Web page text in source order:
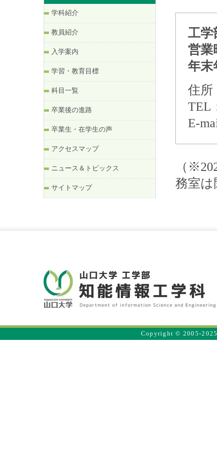
学科紹介
教員紹介
入学案内
学習・教育目標
科目一覧
卒業後の進路
卒業生・在学生の声
アクセスマップ
ニュース＆トピックス
サイトマップ
工
営業
年末
住所
TEL
E-
（
務室
Copyright © 2005-